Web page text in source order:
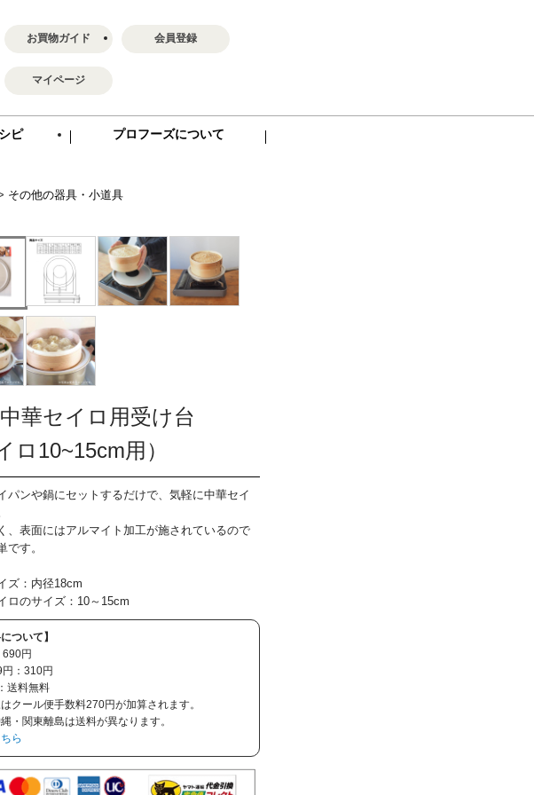
お買物ガイド 会員登録
マイページ
ピ
プロフーズについて
その他の器具・小道具
華セイロ用受け台
ロ10~15cm用）
パンや鍋にセットするだけで、気軽に中華セイ
、表面にはアルマイト加工が施されているので
です。
ズ：内径18cm
ロのサイズ：10～15cm
ついて】
円
：310円
送料無料
クール便手数料270円が加算されます。
・関東離島は送料が異なります。
ら